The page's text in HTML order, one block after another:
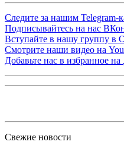
Следите за нашим Telegram-
Подписывайтесь на нас
Вступайте в нашу группу в
Смотрите наши видео на
Добавьте нас в избранное на
Свежие новости